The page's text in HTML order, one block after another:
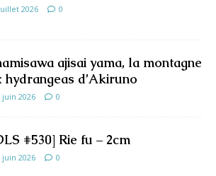
2026 0
ajisai yama, la montagne
hydrangeas d’Akiruno
juin 2026 0
#530] Rie fu – 2cm
juin 2026 0